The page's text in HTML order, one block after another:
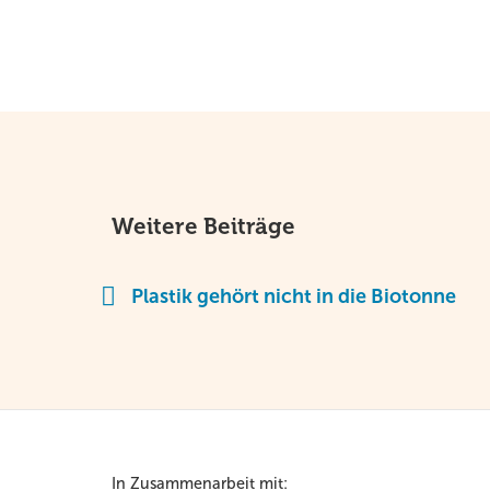
Weitere Beiträge
Plastik gehört nicht in die Biotonne
In Zusammenarbeit mit: